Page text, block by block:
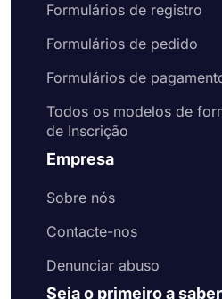
Formulários de registro
Formulários de pedido
Formulários de
Todos os modelos de
de Inscrição
Empresa
Sobre nós
Contacte-nos
Denunciar abuso
Seja o primeiro a saber